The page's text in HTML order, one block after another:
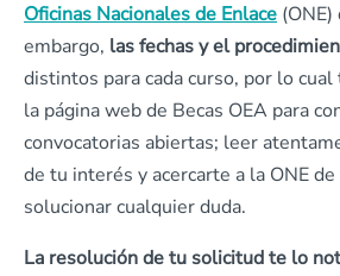
Oficinas Nacionales de Enlace (ONE)
embargo, las fechas y el
distintos para cada curso, por lo
la página web de Becas OEA para
convocatorias abiertas; leer
de tu interés y acercarte a la ONE
solucionar cualquier duda.
La resolución de tu solicitud te lo